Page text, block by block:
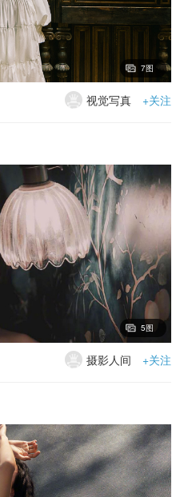
7图
+关注
视觉写真
5图
+关注
摄影人间